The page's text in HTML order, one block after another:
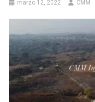
marzo 12, 2022 CMM